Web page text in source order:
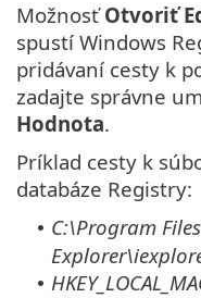
MožnosťOtvoriť
spustí Windows
pridávaní cesty k
zadajte správne
Hodnota.
Príklad cesty k
databáze Registry:
• C:\Program
•